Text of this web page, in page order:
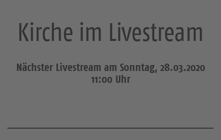
Kirche im Livestream
Nächster Livestream am Sonntag, 28.03.2020
11:00 Uhr